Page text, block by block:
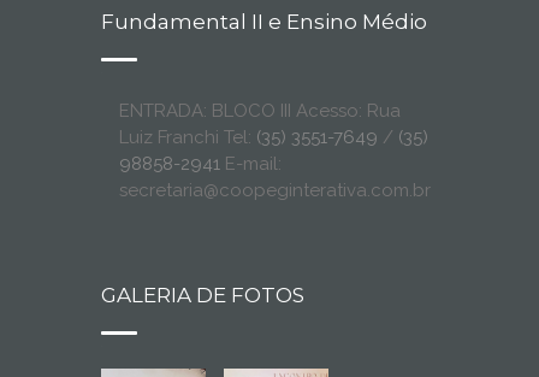
Fundamental II e Ensino Médio
ENTRADA: BLOCO III Acesso: Rua
Luiz Franchi Tel: (35) 3551-7649 / (35)
98858-2941 E-mail:
secretaria@coopeginterativa.com.br
GALERIA DE FOTOS